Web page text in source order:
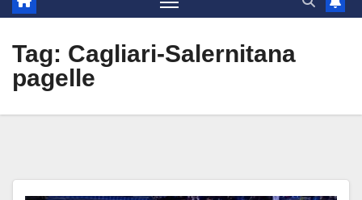
Tag: Cagliari-Salernitana
pagelle